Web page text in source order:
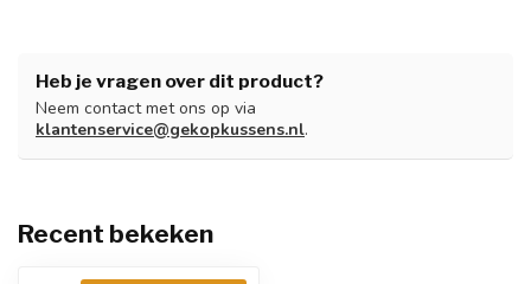
Heb je vragen over dit product?
Neem contact met ons op via
klantenservice@gekopkussens.nl.
Recent bekeken